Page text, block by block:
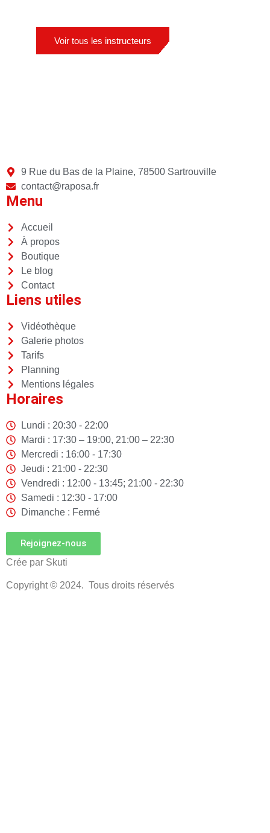
Voir tous les instructeurs
9 Rue du Bas de la Plaine, 78500 Sartrouville
contact@raposa.fr
Menu
Accueil
À propos
Boutique
Le blog
Contact
Liens utiles
Vidéothèque
Galerie photos
Tarifs
Planning
Mentions légales
Horaires
Lundi : 20:30 - 22:00
Mardi : 17:30 – 19:00, 21:00 – 22:30
Mercredi : 16:00 - 17:30
Jeudi : 21:00 - 22:30
Vendredi : 12:00 - 13:45; 21:00 - 22:30
Samedi : 12:30 - 17:00
Dimanche : Fermé
Rejoignez-nous
Crée par Skuti
Copyright © 2024. Tous droits réservés